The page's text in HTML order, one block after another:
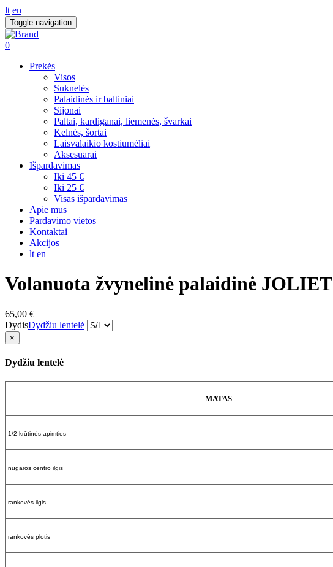
lt en
Toggle navigation
0
Prekės
Visos
Suknelės
Palaidinės ir baltiniai
Sijonai
Paltai, kardiganai, liemenės, švarkai
Kelnės, šortai
Laisvalaikio kostiumėliai
Aksesuarai
Išpardavimas
Iki 45 €
Iki 25 €
Visas išpardavimas
Apie mus
Pardavimo vietos
Kontaktai
Akcijos
lt en
Volanuota žvynelinė palaidinė JOLIET
65,00 €
DydisDydžiu lentelė
×
Dydžiu lentelė
MATAS
1/2 krūtinės apimties
nugaros centro ilgis
rankovės ilgis
rankovės plotis